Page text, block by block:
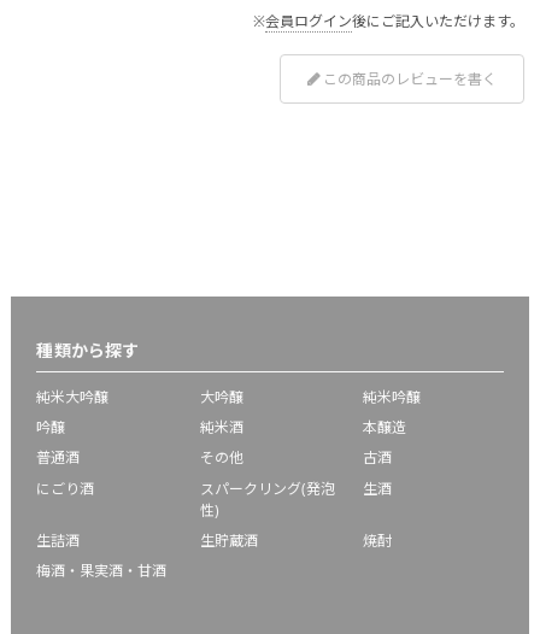
※会員ログイン後にご記入いただけます。
この商品のレビューを書く
種類から探す
純米大吟醸 大吟醸
純米吟醸
吟醸
純米酒
本醸造
普通酒
その他
古酒
にごり酒
スパークリング(発泡
性)
生酒
生詰酒 生貯蔵酒
焼酎
梅酒・果実酒・甘酒